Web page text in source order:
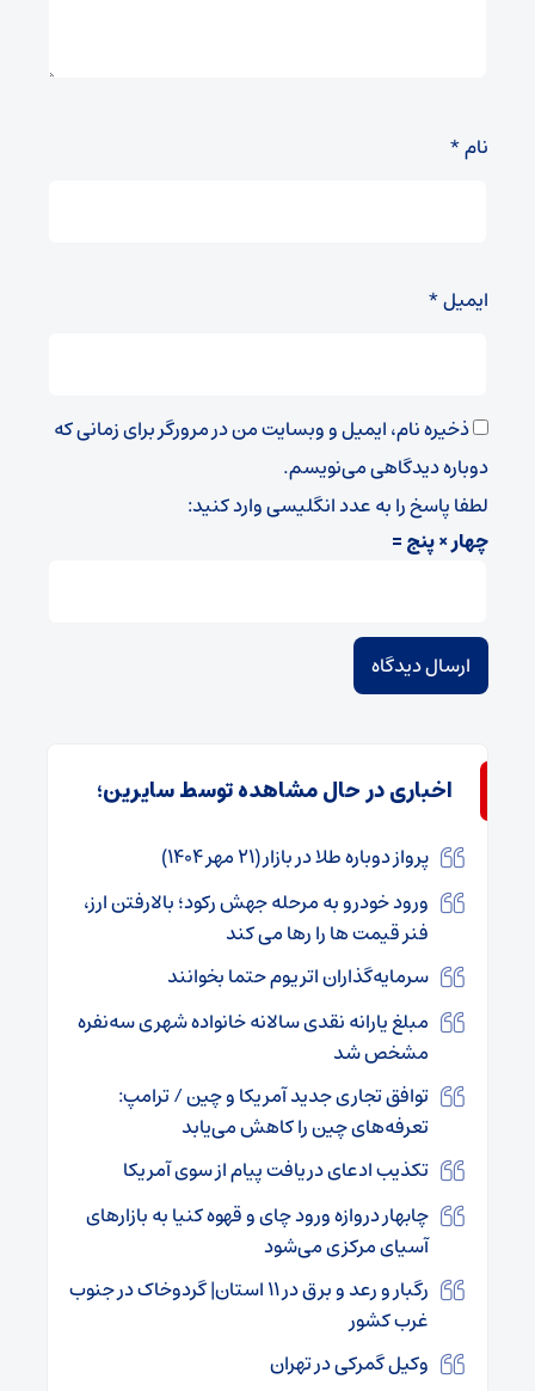
نام*
ایمیل*
ذخیره نام، ایمیل و وبسایت من در مرورگر برای زمانی که
دوباره دیدگاهی می‌نویسم.
لطفا پاسخ را به عدد انگلیسی وارد کنید:
چهار × پنج =
اخباری در حال مشاهده توسط سایرین؛
پرواز دوباره طلا در بازار (۲۱ مهر ۱۴۰۴)
ورود خودرو به مرحله جهش رکود؛ بالارفتن ارز،
فنر قیمت ها را رها می کند
سرمایه‌گذاران اتریوم حتما بخوانند
مبلغ یارانه نقدی سالانه خانواده شهری سه‌نفره
مشخص شد
توافق تجاری جدید آمریکا و چین / ترامپ:
تعرفه‌های چین را کاهش می‌یابد
تکذیب ادعای دریافت پیام از سوی آمریکا
چابهار دروازه ورود چای و قهوه کنیا به بازارهای
آسیای مرکزی می‌شود
رگبار و رعد و برق در ۱۱ استان| گردوخاک در جنوب
غرب کشور
وکیل گمرکی در تهران